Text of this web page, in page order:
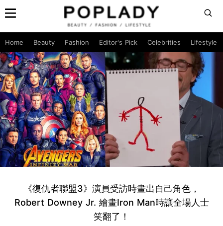
Home Beauty Fashion Editor's Pick Celebrities Lifestyle
《復仇者聯盟3》演員受訪時畫出自己角色，
Robert Downey Jr. 繪畫Iron Man時讓全場人士
笑翻了！